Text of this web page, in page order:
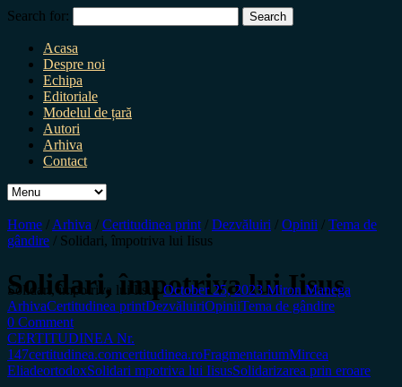
Search for:
Acasa
Despre noi
Echipa
Editoriale
Modelul de țară
Autori
Arhiva
Contact
Home / Arhiva / Certitudinea print / Dezvăluiri / Opinii / Tema de
gândire / Solidari, împotriva lui Iisus
Solidari, împotriva lui Iisus
Solidari, împotriva lui Iisus October 25, 2023Miron Manega
ArhivaCertitudinea printDezvăluiriOpiniiTema de gândire
0 Comment
CERTITUDINEA Nr.
147certitudinea.comcertitudinea.roFragmentariumMircea
EliadeortodoxSolidari mpotriva lui IisusSolidarizarea prin eroare